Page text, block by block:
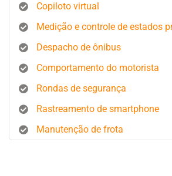
Copiloto virtual
Medição e controle de estados
Despacho de ônibus
Comportamento do motorista
Rondas de segurança
Rastreamento de smartphone
Manutenção de frota